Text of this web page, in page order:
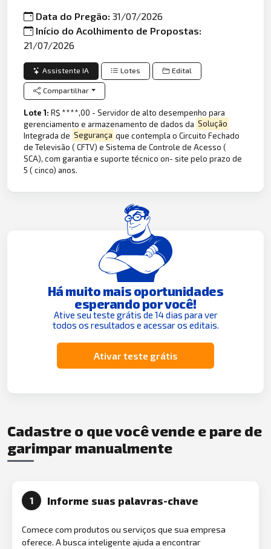
Data do Pregão:31/07/2026
Início do Acolhimento de Propostas:
21/07/2026
Assistente IA Lotes Edital
Compartilhar
Lote 1:R$ ****,00 - Servidor de alto desempenho para
gerenciamento e armazenamento de dados da Solução
Integrada de Segurança que contempla o Circuito Fechado
de Televisão ( CFTV) e Sistema de Controle de Acesso (
SCA), com garantia e suporte técnico on- site pelo prazo de
5 ( cinco) anos.
Há muito mais oportunidades
esperando por você!
Ative seu teste grátis de 14 dias para ver
todos os resultados e acessar os editais.
Ativar teste grátis
Cadastre o que você vende e pare de
garimpar manualmente
1 Informe suas palavras-chave
Comece com produtos ou serviços que sua empresa
oferece. A busca inteligente ajuda a encontrar